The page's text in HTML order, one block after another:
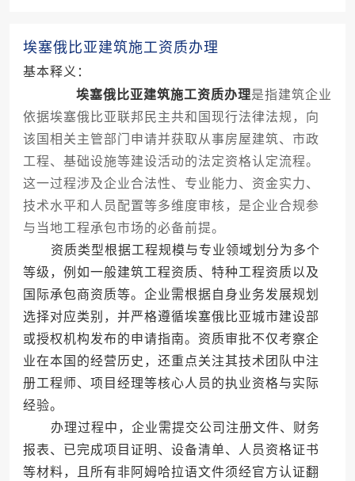
埃塞俄比亚建筑施工资质办理
基本释义：
埃塞俄比亚建筑施工资质办理是指建筑企业
依据埃塞俄比亚联邦民主共和国现行法律法规，向
该国相关主管部门申请并获取从事房屋建筑、市政
工程、基础设施等建设活动的法定资格认定流程。
这一过程涉及企业合法性、专业能力、资金实力、
技术水平和人员配置等多维度审核，是企业合规参
与当地工程承包市场的必备前提。
资质类型根据工程规模与专业领域划分为多个
等级，例如一般建筑工程资质、特种工程资质以及
国际承包商资质等。企业需根据自身业务发展规划
选择对应类别，并严格遵循埃塞俄比亚城市建设部
或授权机构发布的申请指南。资质审批不仅考察企
业在本国的经营历史，还重点关注其技术团队中注
册工程师、项目经理等核心人员的执业资格与实际
经验。
办理过程中，企业需提交公司注册文件、财务
报表、已完成项目证明、设备清单、人员资格证书
等材料，且所有非阿姆哈拉语文件须经官方认证翻